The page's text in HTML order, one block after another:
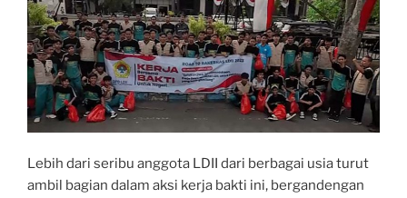
Lebih dari seribu anggota LDII dari berbagai usia turut
ambil bagian dalam aksi kerja bakti ini, bergandengan